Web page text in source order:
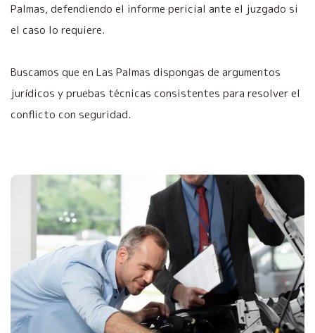
Palmas, defendiendo el informe pericial ante el juzgado si
el caso lo requiere.
Buscamos que en Las Palmas dispongas de argumentos
jurídicos y pruebas técnicas consistentes para resolver el
conflicto con seguridad.